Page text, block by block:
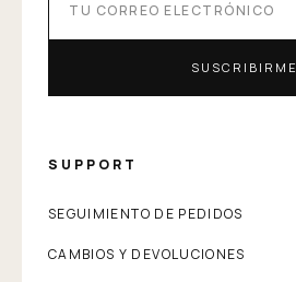
SUSCRIBIRME
SUPPORT
SEGUIMIENTO DE PEDIDOS
CAMBIOS Y DEVOLUCIONES